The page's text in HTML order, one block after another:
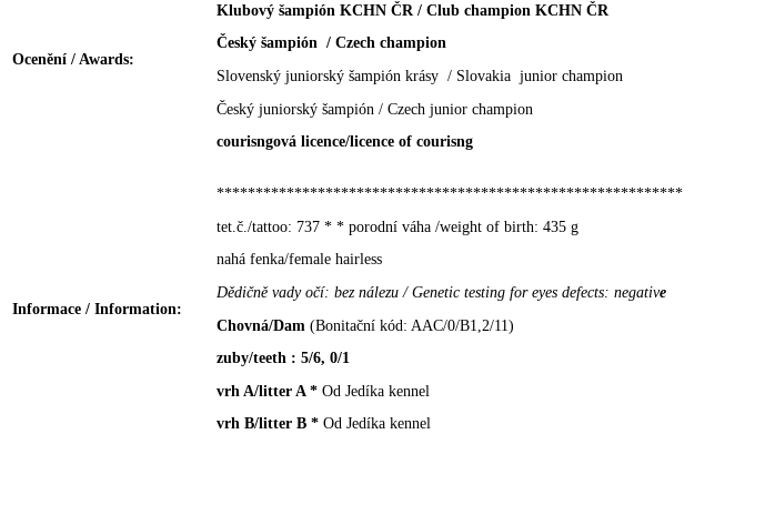
Ocenění / Awards:
Klubový šampión KCHN ČR / Club champion KCHN ČR
Český šampión / Czech champion
Slovenský juniorský šampión krásy / Slovakia junior champion
Český juniorský šampión / Czech junior champion
courisngová licence/licence of courisng
Informace / Information:
************************************************************
tet.č./tattoo: 737 * * porodní váha /weight of birth: 435 g
nahá fenka/female hairless
Dědičně vady očí: bez nálezu / Genetic testing for eyes defects: negative
Chovná/Dam (Bonitační kód: AAC/0/B1,2/11)
zuby/teeth : 5/6, 0/1
vrh A/litter A * Od Jedíka kennel
vrh B/litter B * Od Jedíka kennel